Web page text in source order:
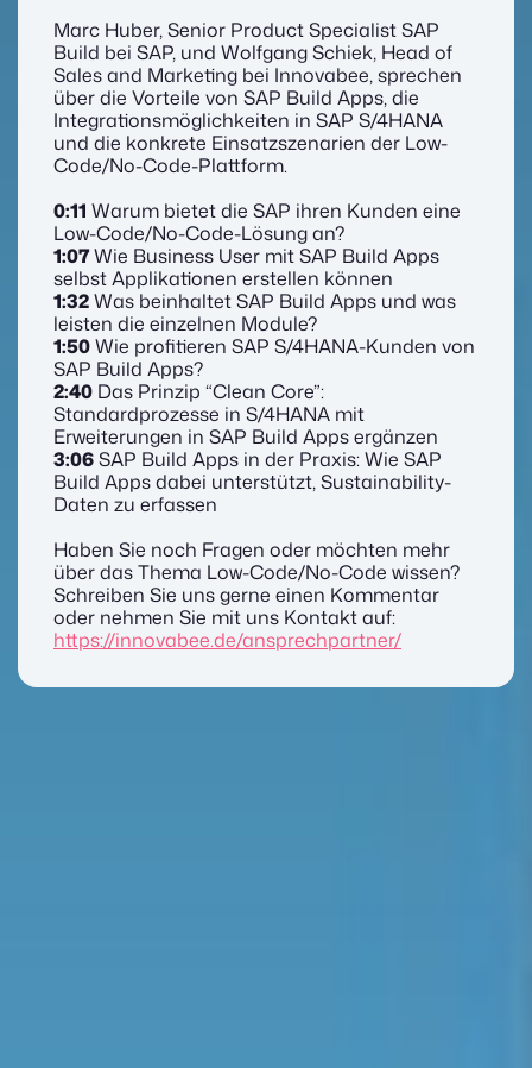
Marc Huber, Senior Product Specialist SAP
Build bei SAP, und Wolfgang Schiek, Head of
Sales and Marketing bei Innovabee, sprechen
über die Vorteile von SAP Build Apps, die
Integrationsmöglichkeiten in SAP S/4HANA
und die konkrete Einsatzszenarien der Low-
Code/No-Code-Plattform.
0:11 Warum bietet die SAP ihren Kunden eine
Low-Code/No-Code-Lösung an?
1:07Wie Business User mit SAP Build Apps
selbst Applikationen erstellen können
1:32Was beinhaltet SAP Build Apps und was
leisten die einzelnen Module?
1:50Wie profitieren SAP S/4HANA-Kunden von
SAP Build Apps?
2:40 Das Prinzip “Clean Core”:
Standardprozesse in S/4HANA mit
Erweiterungen in SAP Build Apps ergänzen
3:06SAP Build Apps in der Praxis: Wie SAP
Build Apps dabei unterstützt, Sustainability-
Daten zu erfassen
Haben Sie noch Fragen oder möchten mehr
über das Thema Low-Code/No-Code wissen?
Schreiben Sie uns gerne einen Kommentar
oder nehmen Sie mit uns Kontakt auf:
https://innovabee.de/ansprechpartner/